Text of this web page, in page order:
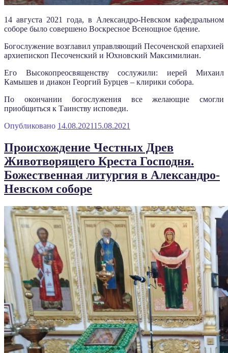
14 августа 2021 года, в Александро-Невском кафедральном
соборе было совершено Воскресное Всенощное бдение.
Богослужение возглавил управляющий Песоченской епархией
архиепископ Песоченский и Юхновский Максимилиан.
Его Высокопреосвященству сослужили: иерей Михаил
Камышев и диакон Георгий Бурцев – клирики собора.
По окончании богослужения все желающие смогли
приобщиться к Таинству исповеди.
Опубликовано 14.08.202115.08.2021
Происхождение Честных Древ
Животворящего Креста Господня.
Божественная литургия в Александро-
Невском соборе